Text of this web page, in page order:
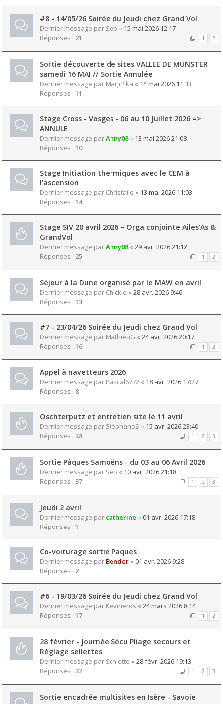
#8 - 14/05/26 Soirée du Jeudi chez Grand Vol
Dernier message par Seb « 15 mai 2026 12:17
Réponses : 21 1 2
Sortie découverte de sites VALLEE DE MUNSTER
samedi 16 MAI // Sortie Annulée
Dernier message par MarjiPika « 14 mai 2026 11:33
Réponses : 11
Stage Cross - Vosges - 06 au 10 Juillet 2026 =>
ANNULE
Dernier message parAnny08« 13 mai 2026 21:08
Réponses : 10
Stage Initiation thermiques avec le CEM à
l'ascension
Dernier message par Christaile « 13 mai 2026 11:03
Réponses : 14
Stage SIV 20 avril 2026 – Orga conjointe Ailes’As &
GrandVol
Dernier message parAnny08« 29 avr. 2026 21:12
Réponses : 25 1 2
Séjour à la Dune organisé par le MAW en avril
Dernier message par Chickie « 28 avr. 2026 9:46
Réponses : 13
#7 - 23/04/26 Soirée du Jeudi chez Grand Vol
Dernier message par MathieuG « 24 avr. 2026 20:17
Réponses : 16 1 2
Appel à navetteurs 2026
Dernier message par Pascal6772 « 18 avr. 2026 17:27
Réponses : 8
Oschterputz et entretien site le 11 avril
Dernier message par StéphaneS « 15 avr. 2026 23:40
Réponses : 38 1 2 3
Sortie Pâques Samoëns - du 03 au 06 Avril 2026
Dernier message par Seb « 10 avr. 2026 21:18
Réponses : 37 1 2 3
Jeudi 2 avril
Dernier message par catherine « 01 avr. 2026 17:18
Réponses : 1
Co-voiturage sortie Paques
Dernier message par Bender « 01 avr. 2026 9:28
Réponses : 2
#6 - 19/03/26 Soirée du Jeudi chez Grand Vol
Dernier message par Kevineros « 24 mars 2026 8:14
Réponses : 17 1 2
28 février - Journée Sécu Pliage secours et
Réglage sellettes
Dernier message par Schletto « 28 févr. 2026 19:13
Réponses : 32 1 2 3
Sortie encadrée multisites en Isère - Savoie